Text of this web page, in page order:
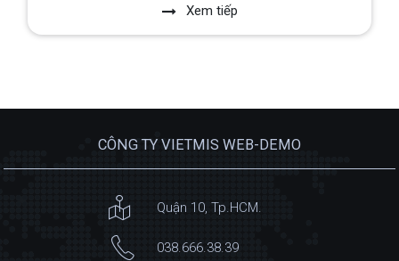
Xem tiếp
CÔNG TY VIETMIS WEB-DEMO
Quận 10, Tp.HCM.
038.666.38.39